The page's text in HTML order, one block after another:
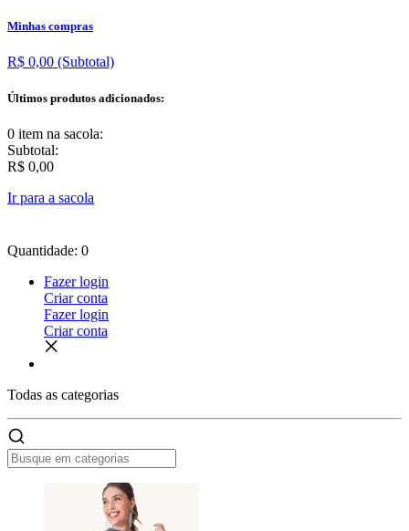
Minhas compras
R$ 0,00 (Subtotal)
Últimos produtos adicionados:
0 item na sacola:
Subtotal:
R$ 0,00
Ir para a sacola
Quantidade: 0
Fazer login
Criar conta
Fazer login
Criar conta
Todas as categorias